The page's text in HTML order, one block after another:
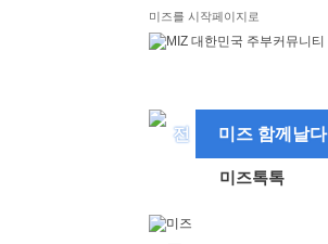
미즈를 시작페이지로
미즈 함께날다
미즈톡톡